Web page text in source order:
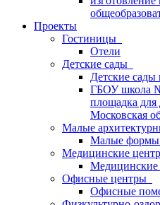
Проекты
Гостиницы
Отели
Детские сады
Детские сады
ГБОУ школа №
площадка
Московская
Малые
Малые формы
Медицинские
Медицинские
Офисные центры
Офисные